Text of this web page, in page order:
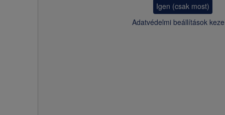
Igen (csak most)
Adatvédelmi beállítások